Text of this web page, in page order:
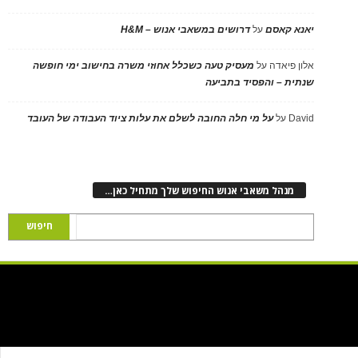
יאנא קאסםעלדרושים במשאבי אנוש – H&M
אלון פיאדה על מעסיק טעה כשכלל אחוזי משרה בחישוב ימי חופשה
שנתית – והפסיד בתביעה
David עלעל מי חלה החובה לשלם את עלות ציוד העבודה של העובד
מנהל משאבי אנוש החיפוש שלך מתחיל כאן…